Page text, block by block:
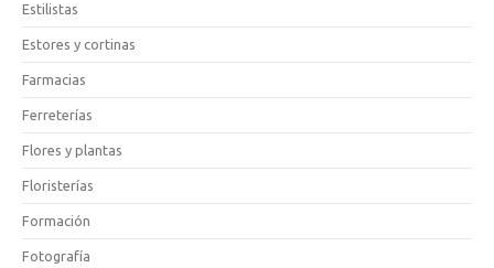
Estilistas
Estores y cortinas
Farmacias
Ferreterías
Flores y plantas
Floristerías
Formación
Fotografía